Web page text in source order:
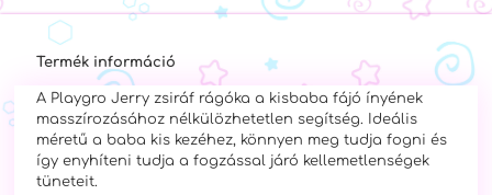
Termék információ
A Playgro Jerry zsiráf rágóka a kisbaba fájó ínyének
masszírozásához nélkülözhetetlen segítség. Ideális
méretű a baba kis kezéhez, könnyen meg tudja fogni és
így enyhíteni tudja a fogzással járó kellemetlenségek
tüneteit.